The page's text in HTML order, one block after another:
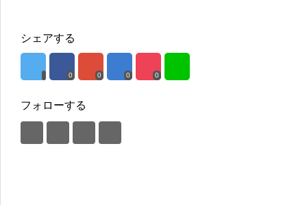
シェアする
0 0 0 0
フォローする